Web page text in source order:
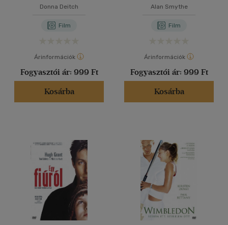
Donna Deitch
Film
Árinformációk
Fogyasztói ár: 999 Ft
Kosárba
Alan Smythe
Film
Árinformációk
Fogyasztói ár: 999 Ft
Kosárba